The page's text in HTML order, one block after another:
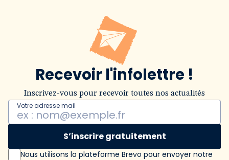
Recevoir l'infolettre !
Inscrivez-vous pour recevoir toutes nos actualités
Votre adresse mail
S’inscrire gratuitement
Nous utilisons la plateforme Brevo pour envoyer notre